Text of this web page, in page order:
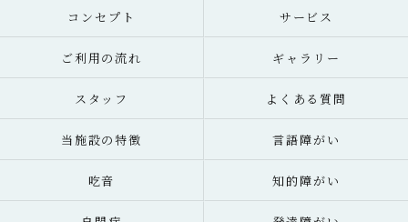
コンセプト サービス
ご利用の流れ ギャラリー
スタッフ よくある質問
当施設の特徴 言語障がい
吃音 知的障がい